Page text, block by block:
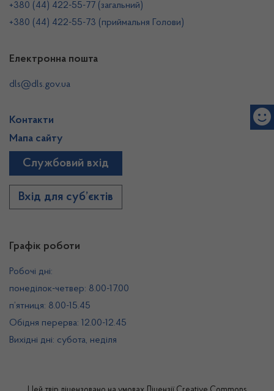
Графік роботи
Робочі дні:
понеділок-четвер: 8.00-17.00
п’ятниця: 8.00-15.45
Обідня перерва: 12.00-12.45
Вихідні дні: субота, неділя
+380 (44) 422-55-77 (загальний)
+380 (44) 422-55-73 (приймальня Голови)
Електронна пошта
dls@dls.gov.ua
Контакти
Мапа сайту
Службовий вхід
Вхід для суб’єктів